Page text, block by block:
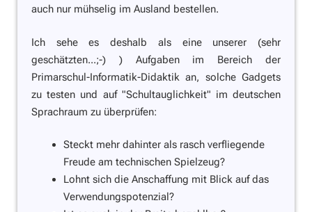
auch nur mühselig im Ausland bestellen.
Ich sehe es deshalb als eine unserer (sehr
geschätzten...;-) ) Aufgaben im Bereich der
Primarschul-Informatik-Didaktik an, solche Gadgets
zu testen und auf "Schultauglichkeit" im deutschen
Sprachraum zu überprüfen:
Steckt mehr dahinter als rasch verfliegende
Freude am technischen Spielzeug?
Lohnt sich die Anschaffung mit Blick auf das
Verwendungspotenzial?